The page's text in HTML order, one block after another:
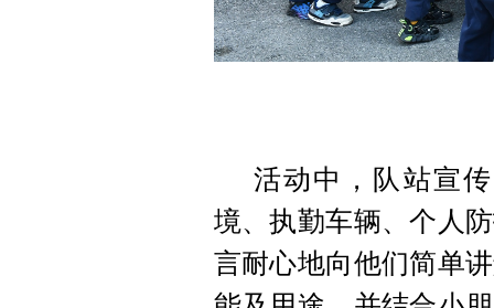
活动中，队站宣
境、执勤车辆、个人
言耐心地向他们简单